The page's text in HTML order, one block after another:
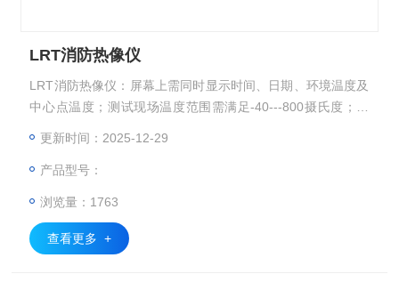
LRT消防热像仪
LRT消防热像仪：屏幕上需同时显示时间、日期、环境温度及
中心点温度；测试现场温度范围需满足-40---800摄氏度；需
更新时间：2025-12-29
产品型号：
浏览量：1763
查看更多 +